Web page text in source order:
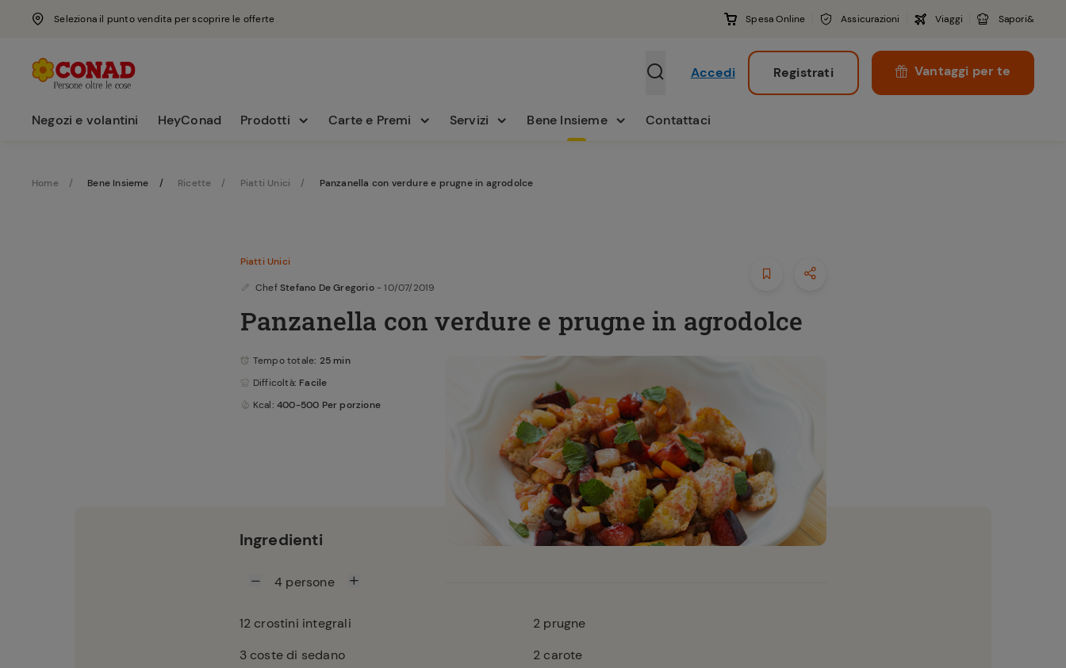
Seleziona il punto vendita per scoprire le offerte Spesa Online Assicurazioni Viaggi Sapori&
Accedi Registrati Vantaggi per te
Negozi e volantini HeyConad Prodotti Carte e Premi Servizi Bene Insieme Contattaci
Home Bene Insieme Ricette Piatti Unici Panzanella con verdure e prugne in agrodolce
Piatti Unici
Chef Stefano De Gregorio - 10/07/2019
Panzanella con verdure e prugne in agrodolce
Tempo totale: 25 min
Difficoltà: Facile
Kcal: 400-500 Per porzione
Ingredienti
4 persone
12 crostini integrali 2 prugne
3coste di sedano 2 carote